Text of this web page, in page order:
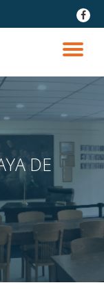
fa-
DE